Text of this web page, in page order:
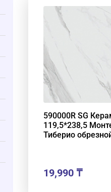
590000R SG
119,5*238,5
Тиберио
19,990₸